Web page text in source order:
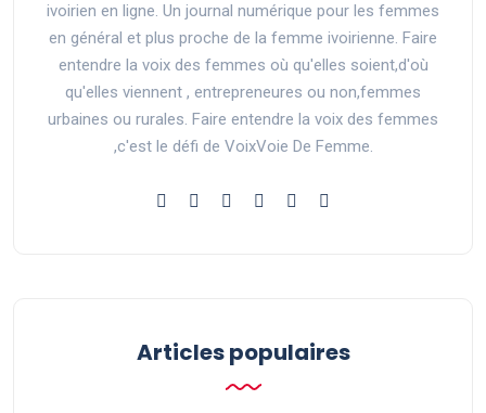
ivoirien en ligne. Un journal numérique pour les femmes
en général et plus proche de la femme ivoirienne. Faire
entendre la voix des femmes où qu'elles soient,d'où
qu'elles viennent , entrepreneures ou non,femmes
urbaines ou rurales. Faire entendre la voix des femmes
,c'est le défi de VoixVoie De Femme.
Articles populaires